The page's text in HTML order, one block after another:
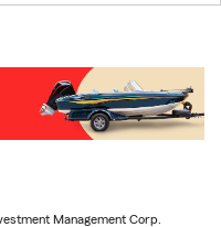
Management Corp.